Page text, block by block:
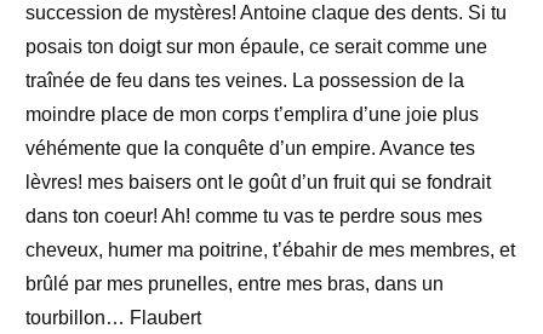
succession de mystères! Antoine claque des dents. Si tu
posais ton doigt sur mon épaule, ce serait comme une
traînée de feu dans tes veines. La possession de la
moindre place de mon corps t’emplira d’une joie plus
véhémente que la conquête d’un empire. Avance tes
lèvres! mes baisers ont le goût d’un fruit qui se fondrait
dans ton coeur! Ah! comme tu vas te perdre sous mes
cheveux, humer ma poitrine, t’ébahir de mes membres, et
brûlé par mes prunelles, entre mes bras, dans un
tourbillon… Flaubert